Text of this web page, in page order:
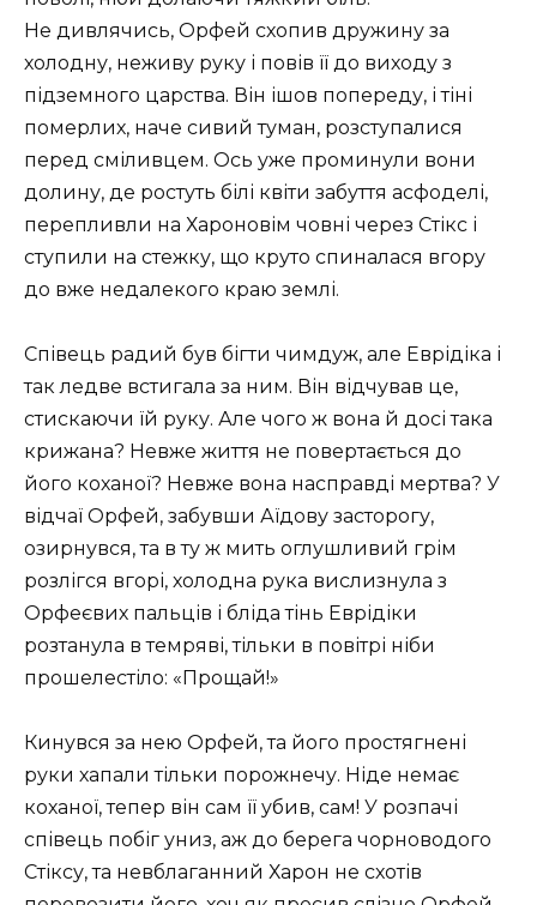
Не дивлячись, Орфей схопив дружину за
холодну, неживу руку і повів її до виходу з
підземного царства. Він ішов попереду, і тіні
померлих, наче сивий туман, розступалися
перед сміливцем. Ось уже проминули вони
долину, де ростуть білі квіти забуття асфоделі,
перепливли на Хароновім човні через Стікс і
ступили на стежку, що круто спиналася вгору
до вже недалекого краю землі.
Співець радий був бігти чимдуж, але Еврідіка і
так ледве встигала за ним. Він відчував це,
стискаючи їй руку. Але чого ж вона й досі така
крижана? Невже життя не повертається до
його коханої? Невже вона насправді мертва? У
відчаї Орфей, забувши Аїдову засторогу,
озирнувся, та в ту ж мить оглушливий грім
розлігся вгорі, холодна рука вислизнула з
Орфеєвих пальців і бліда тінь Еврідіки
розтанула в темряві, тільки в повітрі ніби
прошелестіло: «Прощай!»
Кинувся за нею Орфей, та його простягнені
руки хапали тільки порожнечу. Ніде немає
коханої, тепер він сам її убив, сам! У розпачі
співець побіг униз, аж до берега чорноводого
Стіксу, та невблаганний Харон не схотів